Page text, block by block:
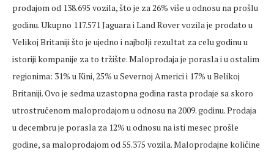
prodajom od 138.695 vozila, što je za 26% više u odnosu na prošlu
godinu. Ukupno 117.571 Jaguara i Land Rover vozila je prodato u
Velikoj Britaniji što je ujedno i najbolji rezultat za celu godinu u
istoriji kompanije za to tržište. Maloprodaja je porasla i u ostalim
regionima: 31% u Kini, 25% u Severnoj Americi i 17% u Belikoj
Britaniji. Ovo je sedma uzastopna godina rasta prodaje sa skoro
utrostručenom maloprodajom u odnosu na 2009. godinu. Prodaja
u decembru je porasla za 12% u odnosu na isti mesec prošle
godine, sa maloprodajom od 55.375 vozila. Maloprodajne količine